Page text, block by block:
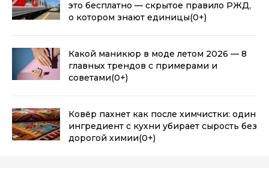
это бесплатно — скрытое правило РЖД,
о котором знают единицы(0+)
Какой маникюр в моде летом 2026 — 8
главных трендов с примерами и
советами(0+)
Ковёр пахнет как после химчистки: один
ингредиент с кухни убирает сырость без
дорогой химии(0+)